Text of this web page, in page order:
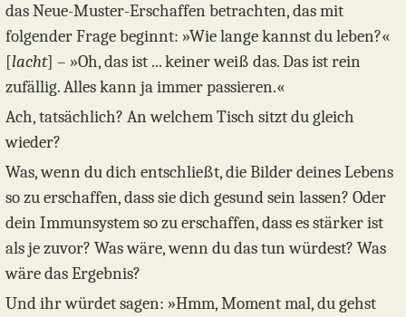
das Neue-Muster-Erschaffen betrachten, das mit
folgender Frage beginnt: »Wie lange kannst du leben?«
[lacht] – »Oh, das ist ... keiner weiß das. Das ist rein
zufällig. Alles kann ja immer passieren.«
Ach, tatsächlich? An welchem Tisch sitzt du gleich
wieder?
Was, wenn du dich entschließt, die Bilder deines Lebens
so zu erschaffen, dass sie dich gesund sein lassen? Oder
dein Immunsystem so zu erschaffen, dass es stärker ist
als je zuvor? Was wäre, wenn du das tun würdest? Was
wäre das Ergebnis?
Und ihr würdet sagen: »Hmm, Moment mal, du gehst